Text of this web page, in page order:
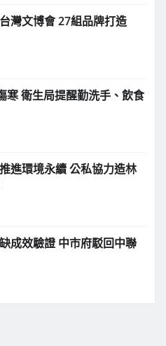
灣文博會 27組品牌打造
寒 衛生局提醒勤洗手、飲食
進環境永續 公私協力造林
成效驗證 中市府駁回中聯